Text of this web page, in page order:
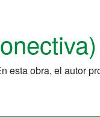
esta obra, el autor